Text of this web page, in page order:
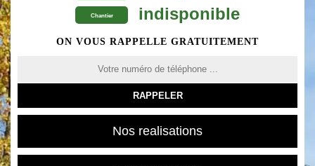
Chantier indisponible
ON VOUS RAPPELLE GRATUITEMENT
Nos realisations